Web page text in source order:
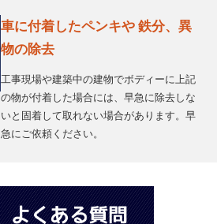
車に付着したペンキや 鉄分、異
物の除去
工事現場や建築中の建物でボディーに上記
の物が付着した場合には、早急に除去しな
いと固着して取れない場合があります。早
急にご依頼ください。